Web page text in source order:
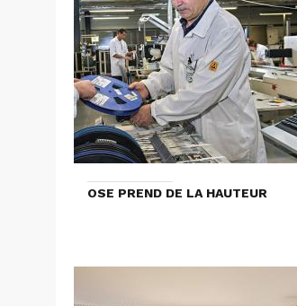
OSE PREND DE LA HAUTEUR